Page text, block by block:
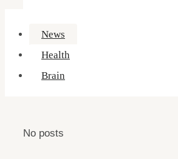
News
Health
Brain
No posts